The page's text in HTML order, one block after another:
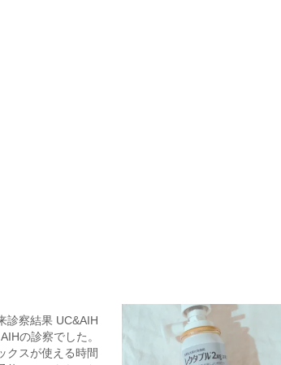
診察結果 UC&AIH
の診察でした。
クスが使える時間